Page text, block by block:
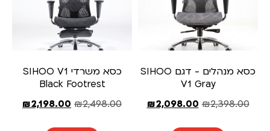
כסא מנהלים - דגם SIHOO
V1 Gray
₪2,398.00
₪2,098.00
כסא משרדי SIHOO V1
Black Footrest
₪2,498.00
₪2,198.00